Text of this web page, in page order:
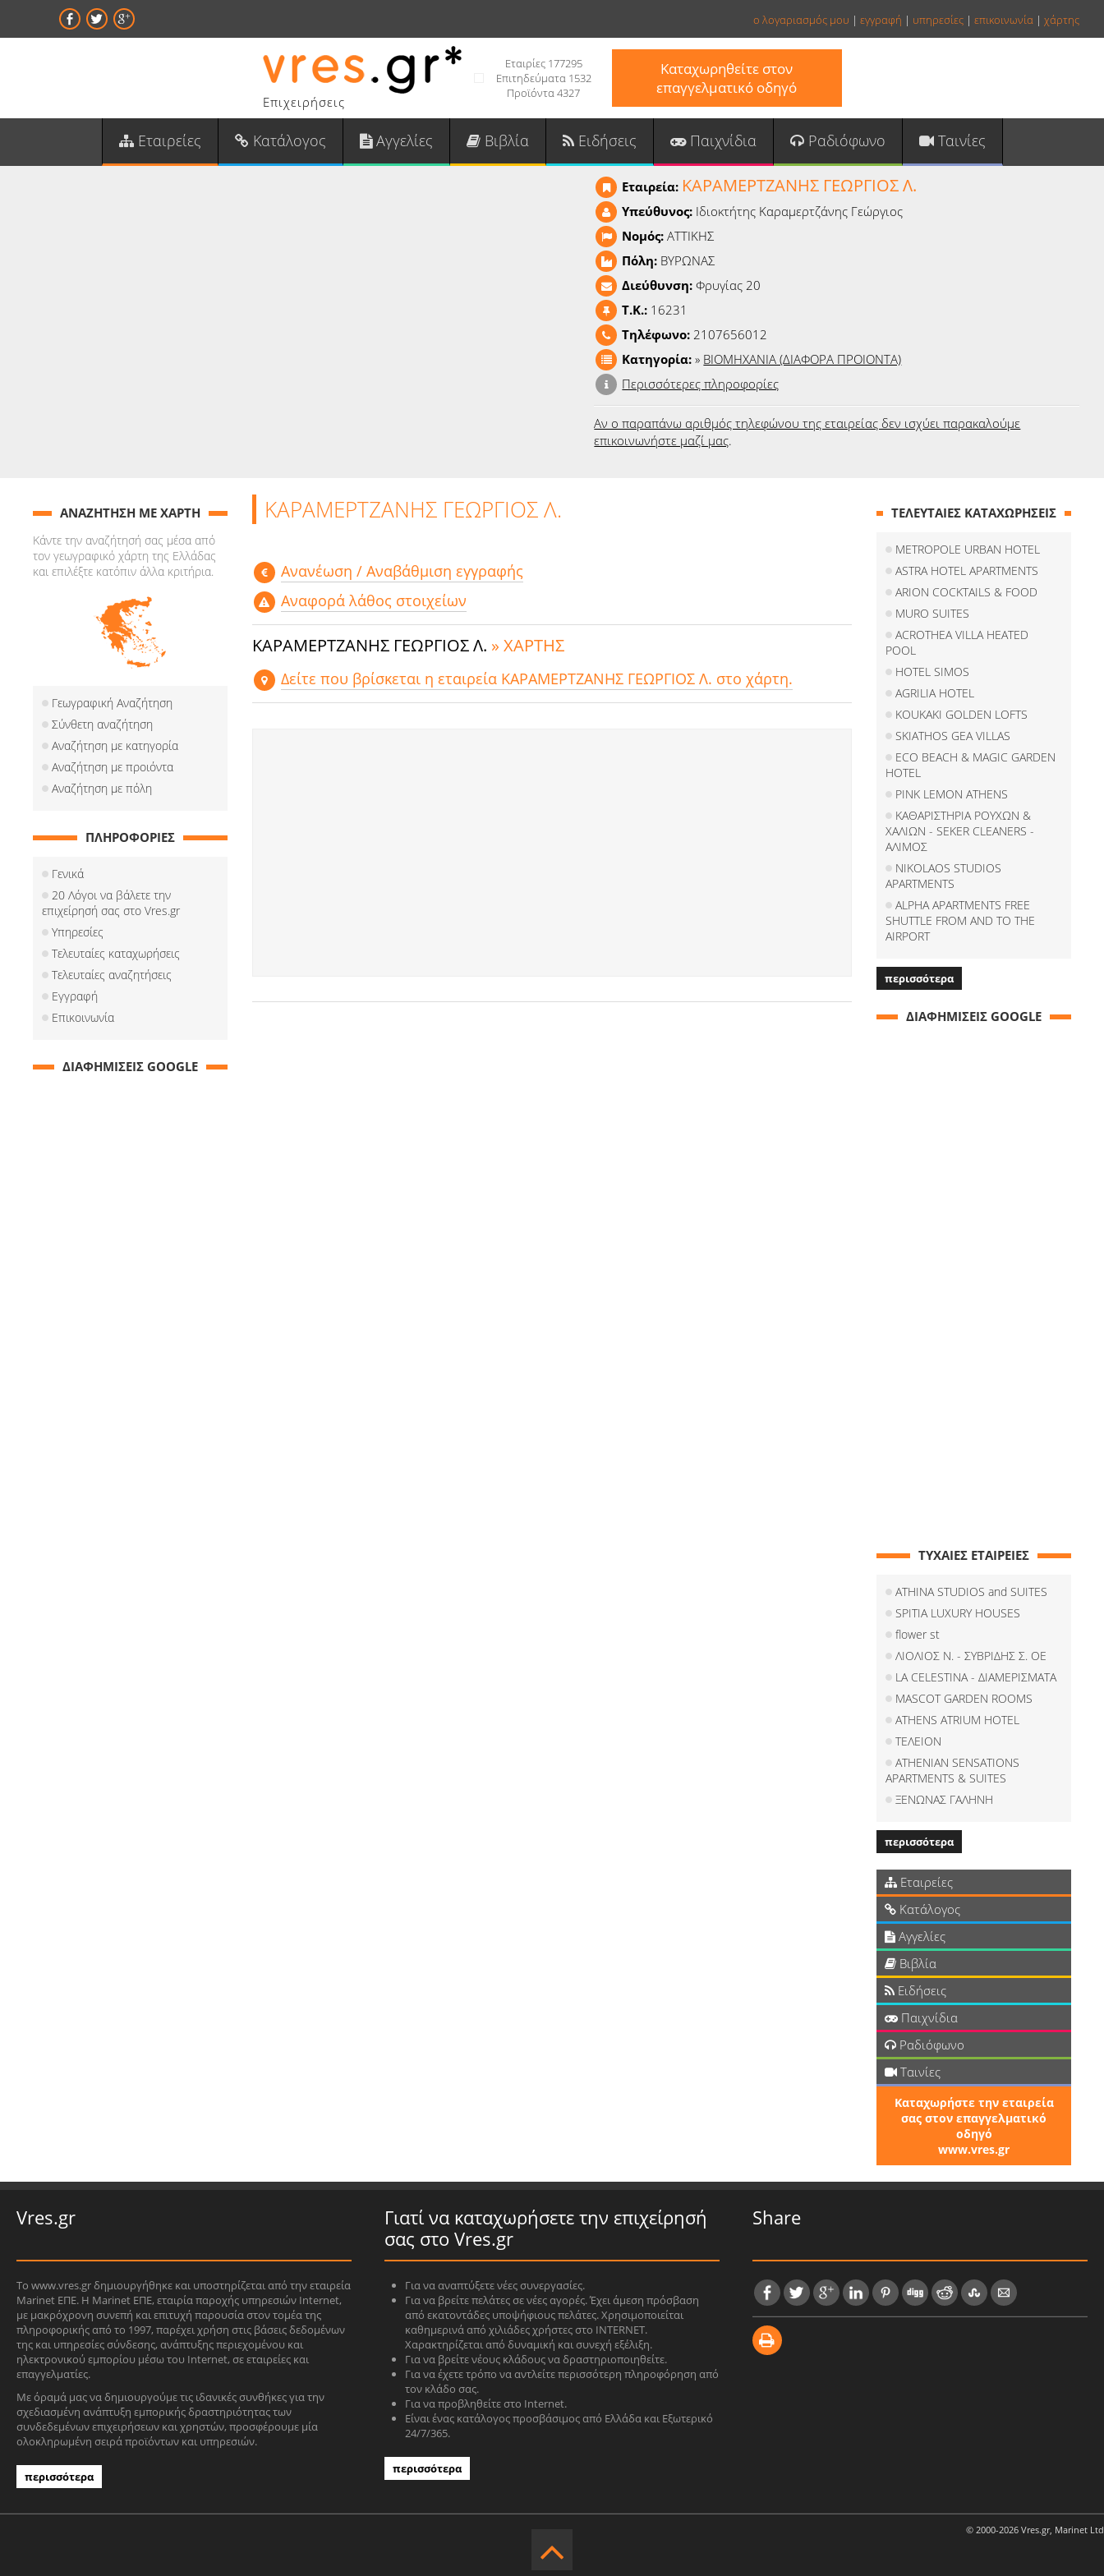
ο λογαριασμός μου | εγγραφή | υπηρεσίες | επικοινωνία | χάρτης
Επιχειρήσεις
Εταιρίες 177295
Επιτηδεύματα 1532
Προϊόντα 4327
Καταχωρηθείτε στον
επαγγελματικό οδηγό
Εταιρείες Κατάλογος Αγγελίες Βιβλία Ειδήσεις Παιχνίδια Ραδιόφωνο Ταινίες
Εταιρεία: ΚΑΡΑΜΕΡΤΖΑΝΗΣ ΓΕΩΡΓΙΟΣ Λ.
Υπεύθυνος: Ιδιοκτήτης Καραμερτζάνης Γεώργιος
Νομός:ΑΤΤΙΚΗΣ
Πόλη: ΒΥΡΩΝΑΣ
Διεύθυνση:Φρυγίας 20
T.K.: 16231
Τηλέφωνο:2107656012
Κατηγορία:» ΒΙΟΜΗΧΑΝΙΑ (ΔΙΑΦΟΡΑ ΠΡΟΙΟΝΤΑ)
Περισσότερες πληροφορίες
Αν ο παραπάνω αριθμός τηλεφώνου της εταιρείας δεν ισχύει παρακαλούμε
επικοινωνήστε μαζί μας.
ΚΑΡΑΜΕΡΤΖΑΝΗΣ ΓΕΩΡΓΙΟΣ Λ.
Aνανέωση / Αναβάθμιση εγγραφής
Αναφορά λάθος στοιχείων
ΚΑΡΑΜΕΡΤΖΑΝΗΣ ΓΕΩΡΓΙΟΣ Λ. » ΧΑΡΤΗΣ
Δείτε που βρίσκεται η εταιρεία ΚΑΡΑΜΕΡΤΖΑΝΗΣ ΓΕΩΡΓΙΟΣ Λ. στο χάρτη.
ΑΝΑΖΗΤΗΣΗ ΜΕ ΧΑΡΤΗ
Κάντε την αναζήτησή σας μέσα από
τον γεωγραφικό χάρτη της Ελλάδας
και επιλέξτε κατόπιν άλλα κριτήρια.
Γεωγραφική Αναζήτηση
Σύνθετη αναζήτηση
Αναζήτηση με κατηγορία
Αναζήτηση με προιόντα
Αναζήτηση με πόλη
ΠΛΗΡΟΦΟΡΙΕΣ
Γενικά
20 Λόγοι να βάλετε την
επιχείρησή σας στο Vres.gr
Υπηρεσίες
Τελευταίες καταχωρήσεις
Τελευταίες αναζητήσεις
Εγγραφή
Επικοινωνία
ΔΙΑΦΗΜΙΣΕΙΣ GOOGLE
ΤΕΛΕΥΤΑΙΕΣ ΚΑΤΑΧΩΡΗΣΕΙΣ
METROPOLE URBAN HOTEL
ASTRA HOTEL APARTMENTS
ARION COCKTAILS & FOOD
MURO SUITES
ACROTHEA VILLA HEATED
POOL
HOTEL SIMOS
AGRILIA HOTEL
KOUKAKI GOLDEN LOFTS
SKIATHOS GEA VILLAS
ECO BEACH & MAGIC GARDEN
HOTEL
PINK LEMON ATHENS
ΚΑΘΑΡΙΣΤΗΡΙΑ ΡΟΥΧΩΝ &
ΧΑΛΙΩΝ - SEKER CLEANERS -
ΑΛΙΜΟΣ
NIKOLAOS STUDIOS
APARTMENTS
ALPHA APARTMENTS FREE
SHUTTLE FROM AND TO THE
AIRPORT
περισσότερα
ΔΙΑΦΗΜΙΣΕΙΣ GOOGLE
ΤΥΧΑΙΕΣ ΕΤΑΙΡΕΙΕΣ
ATHINA STUDIOS and SUITES
SPITIA LUXURY HOUSES
flower st
ΛΙΟΛΙΟΣ Ν. - ΣΥΒΡΙΔΗΣ Σ. ΟΕ
LA CELESTINA - ΔΙΑΜΕΡΙΣΜΑΤΑ
MASCOT GARDEN ROOMS
ATHENS ATRIUM HOTEL
ΤΕΛΕΙΟΝ
ATHENIAN SENSATIONS
APARTMENTS & SUITES
ΞΕΝΩΝΑΣ ΓΑΛΗΝΗ
περισσότερα
Εταιρείες
Κατάλογος
Αγγελίες
Βιβλία
Ειδήσεις
Παιχνίδια
Ραδιόφωνο
Ταινίες
Καταχωρήστε την εταιρεία
σας στον επαγγελματικό
οδηγό
www.vres.gr
Vres.gr
Το www.vres.gr δημιουργήθηκε και υποστηρίζεται από την εταιρεία
Marinet ΕΠΕ. Η Marinet ΕΠΕ, εταιρία παροχής υπηρεσιών Internet,
με μακρόχρονη συνεπή και επιτυχή παρουσία στον τομέα της
πληροφορικής από το 1997, παρέχει χρήση στις βάσεις δεδομένων
της και υπηρεσίες σύνδεσης, ανάπτυξης περιεχομένου και
ηλεκτρονικού εμπορίου μέσω του Internet, σε εταιρείες και
επαγγελματίες.
Με όραμά μας να δημιουργούμε τις ιδανικές συνθήκες για την
σχεδιασμένη ανάπτυξη εμπορικής δραστηριότητας των
συνδεδεμένων επιχειρήσεων και χρηστών, προσφέρουμε μία
ολοκληρωμένη σειρά προϊόντων και υπηρεσιών.
περισσότερα
Γιατί να καταχωρήσετε την επιχείρησή
σας στο Vres.gr
Για να αναπτύξετε νέες συνεργασίες.
Για να βρείτε πελάτες σε νέες αγορές. Έχει άμεση πρόσβαση
από εκατοντάδες υποψήφιους πελάτες. Χρησιμοποιείται
καθημερινά από χιλιάδες χρήστες στο INTERNET.
Χαρακτηρίζεται από δυναμική και συνεχή εξέλιξη.
Για να βρείτε νέους κλάδους να δραστηριοποιηθείτε.
Για να έχετε τρόπο να αντλείτε περισσότερη πληροφόρηση από
τον κλάδο σας.
Για να προβληθείτε στο Internet.
Είναι ένας κατάλογος προσβάσιμος από Ελλάδα και Εξωτερικό
24/7/365.
περισσότερα
Share
© 2000-2026 Vres.gr, Marinet Ltd